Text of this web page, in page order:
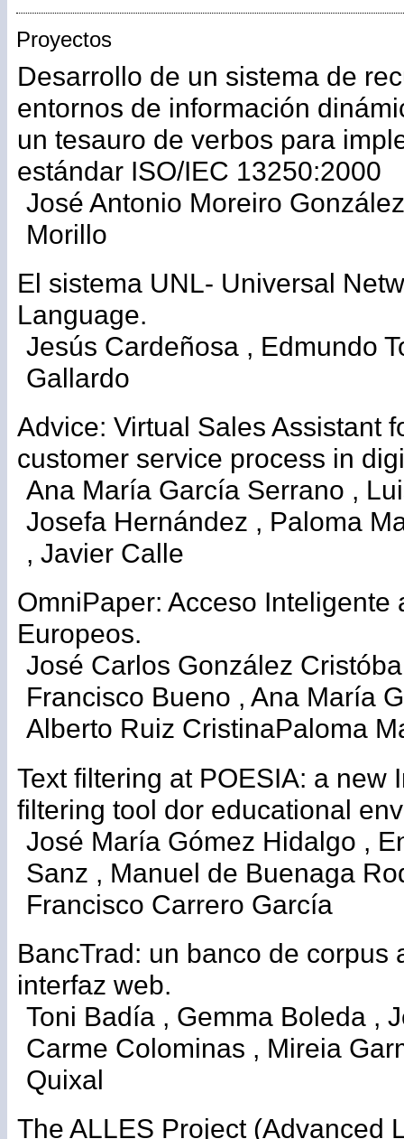
Proyectos
Desarrollo de un sistema de
entornos de información
un tesauro de verbos para
estándar ISO/IEC 13250:2000
José Antonio Moreiro
Morillo
El sistema UNL- Universal
Language.
Jesús Cardeñosa , Edmundo
Gallardo
Advice: Virtual Sales Assistant
customer service process in
Ana María García Serrano ,
Josefa Hernández , Paloma
, Javier Calle
OmniPaper: Acceso Inteligente
Europeos.
José Carlos González
Francisco Bueno , Ana María
Alberto Ruiz CristinaPaloma
Text filtering at POESIA: a new
filtering tool dor educational
José María Gómez Hidalgo ,
Sanz , Manuel de Buenaga
Francisco Carrero García
BancTrad: un banco de corpus
interfaz web.
Toni Badía , Gemma Boleda ,
Carme Colominas , Mireia
Quixal
The ALLES Project (Advanced